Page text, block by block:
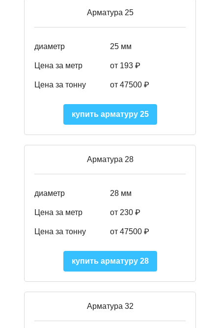
Арматура 25
диаметр 25 мм
Цена за метр от 193 ₽
Цена за тонну от 47500 ₽
купить арматуру 25
Арматура 28
диаметр 28 мм
Цена за метр от 230 ₽
Цена за тонну от 47500 ₽
купить арматуру 28
Арматура 32